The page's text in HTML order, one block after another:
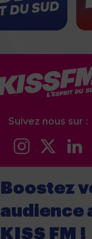
Suivez nous sur :
Boostez
audience
KISS FM !